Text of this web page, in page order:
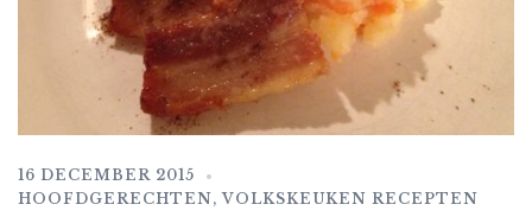
16 DECEMBER 2015
HOOFDGERECHTEN,VOLKSKEUKEN RECEPTEN